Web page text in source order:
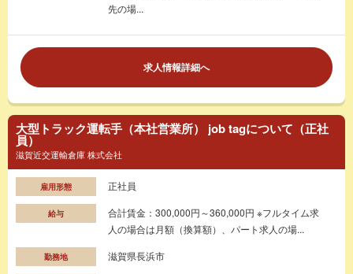
先の場...
求人情報詳細へ
大型トラック運転手（本社営業所） job tagについて（正社
員）
滋賀近交運輸倉庫 株式会社
雇用形態 正社員
給与
合計賃金：300,000円～360,000円 ※フルタイム求
人の場合は月額（換算額）、パート求人の場...
勤務地 滋賀県長浜市